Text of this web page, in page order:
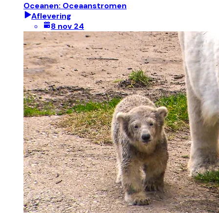
Oceanen: Oceaanstromen
Aflevering
8 nov 24